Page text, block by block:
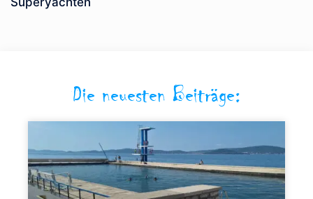
Die neuesten Beiträge: